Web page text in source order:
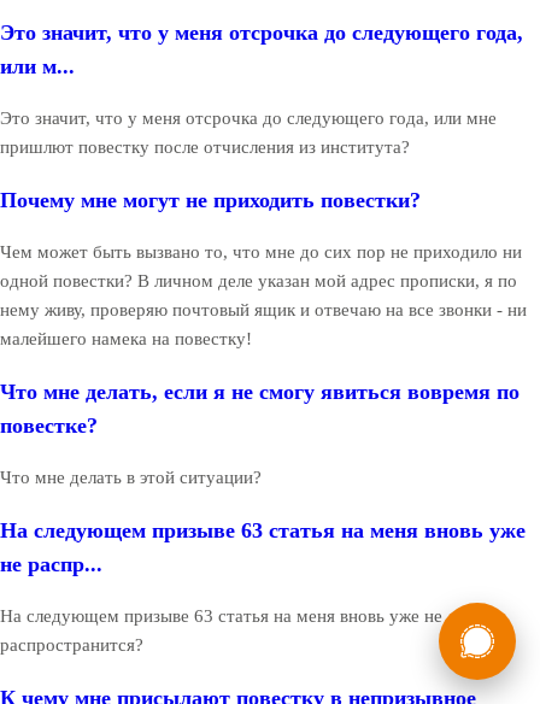
Это значит, что у меня отсрочка до следующего года,
или м...
Это значит, что у меня отсрочка до следующего года, или мне
пришлют повестку после отчисления из института?
Почему мне могут не приходить повестки?
Чем может быть вызвано то, что мне до сих пор не приходило ни
одной повестки? В личном деле указан мой адрес прописки, я по
нему живу, проверяю почтовый ящик и отвечаю на все звонки - ни
малейшего намека на повестку!
Что мне делать, если я не смогу явиться вовремя по
повестке?
Что мне делать в этой ситуации?
На следующем призыве 63 статья на меня вновь уже
не распр...
На следующем призыве 63 статья на меня вновь уже не
распространится?
К чему мне присылают повестку в непризывное
Мы в России
Бесплатная